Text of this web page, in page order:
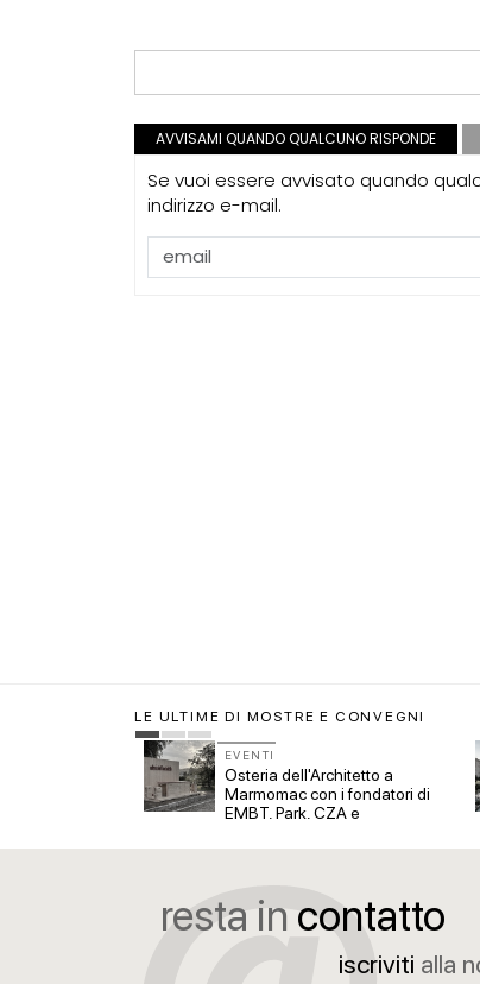
AVVISAMI QUANDO QUALCUNO RISPONDE
Se vuoi essere avvisato quando
indirizzo e-mail.
p
s.u per
LE ULTIME DI MOSTRE E CONVEGNI
EVENTI
Osteria dell'Architetto a
Marmomac con i fondatori di
EMBT, Park, CZA e
resta in contatto
iscriviti alla